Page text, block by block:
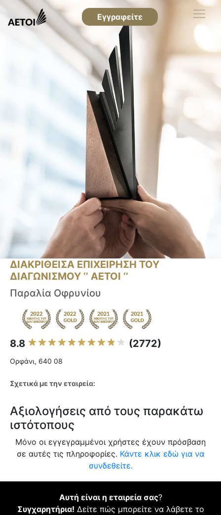
Εγγραφείτε
ΔΙΑΚΡΙΘΕΙΣΑ ΕΠΙΧΕΙΡΗΣΗ ΤΟΥ
ΔΙΑΓΩΝΙΣΜΟΥ ‘’ ΑΕΤΟΙ ‘’
Παραλία Οφρυνίου
8.8 (2772)
Ορφάνι, 640 08
Σχετικά με την εταιρεία:
Αξιολογήσεις από τους παρακάτω
ιστότοπους
Μόνο οι εγγεγραμμένοι χρήστες έχουν πρόσβαση
σε αυτές τις πληροφορίες. Κάντε κλικ εδώ για να
συνδεθείτε.
Αυτή είναι η εταιρεία σας?
Συγχαρητήρια! Δείτε πώς μπορείτε να λάβετε το